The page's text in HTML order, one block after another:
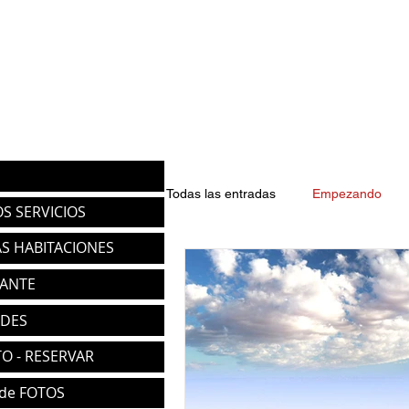
Todas las entradas Empezando
SERVICIOS
HABITACIONES
- RESERVAR
FOTOS